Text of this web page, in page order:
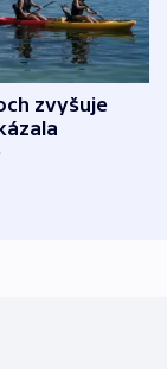
zvyšuje